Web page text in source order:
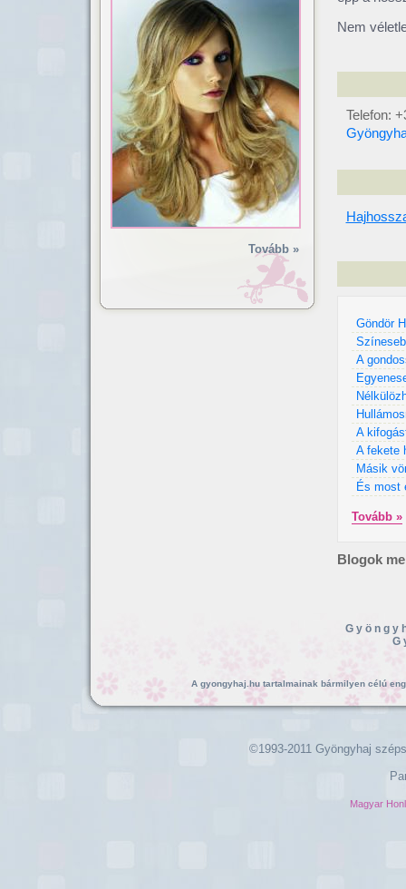
Nem
Telefon:
Göndör
A
A
A fekete
Másik
És most
Tovább »
Blogok
Tovább »
A gyongyhaj.hu tartalmainak bármilyen célú
©1993-2011 Gyöngyhaj
Magyar